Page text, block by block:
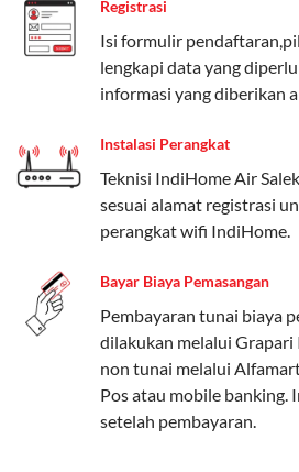
Paket Easy cocok untuk
Complete untuk yang
dan Paket Dynamic IP untuk
memprioritaskan kecepatan
Paket Telkomsel One dengan
Salah satu fitur unggulan
Kuota Keluarga. Dengan kuota
bisa membagikan internet
atau teman tanpa perlu khawatir
Berikut adalah detailnya:
Kuota Keluarga 30 GB
Kuota ini dapat digunakan
Admin (pelanggan utama) dan
Registrasi
Isi formulir
lengkapi data yang
informasi yang diberikan
Instalasi Perangkat
Teknisi IndiHome Air
sesuai alamat registrasi
perangkat wifi IndiHome.
Bayar Biaya Pemasangan
Pembayaran tunai biaya
dilakukan melalui Grapari
non tunai melalui
Pos atau mobile banking.
setelah pembayaran.